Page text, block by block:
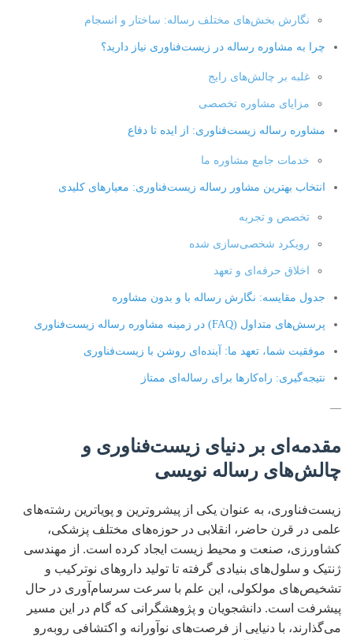
نگارش بخش‌های مختلف رساله: ساختار و انسجام
چرا به مشاوره رساله در زیست‌فناوری نیاز دارید؟
غلبه بر چالش‌های رایج
مزایای مشاوره تخصصی
مشاوره رساله زیست‌فناوری: از ایده تا دفاع
خدمات جامع مشاوره ما
انتخاب بهترین مشاور رساله زیست‌فناوری: معیارهای کلیدی
تخصص و تجربه
رویکرد شخصی‌سازی شده
اخلاق حرفه‌ای و تعهد
جدول مقایسه: نگارش رساله با و بدون مشاوره
پرسش‌های متداول (FAQ) در زمینه مشاوره رساله زیست‌فناوری
موفقیت شما، تعهد ما: آینده‌ای روشن با زیست‌فناوری
نتیجه‌گیری: راه‌کارها برای رساله‌ای ممتاز
—
مقدمه‌ای بر دنیای زیست‌فناوری و
چالش‌های رساله نویسی
زیست‌فناوری، به عنوان یکی از پیشروترین و پویاترین رشته‌های
علمی در قرن حاضر، انقلابی در حوزه‌های مختلف پزشکی،
کشاورزی، صنعت و محیط زیست ایجاد کرده است. از مهندسی
ژنتیک و سلول‌های بنیادی گرفته تا تولید داروهای نوترکیب و
تشخیص‌های مولکولی، این علم با سرعت سرسام‌آوری در حال
پیشرفت است. دانشجویان و پژوهشگرانی که گام در این مسیر
می‌گذارند، با دنیایی از فرصت‌های نوآورانه و اکتشافی روبه‌رو